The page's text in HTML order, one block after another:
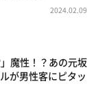
2024.02.09
」魔性！？あの元坂
が男性客にピタッ